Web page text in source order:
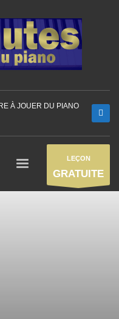
À JOUER DU PIANO
LEÇON
GRATUITE